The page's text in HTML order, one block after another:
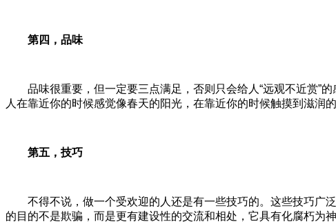
第四，品味
品味很重要，但一定要三点满足，否则只会给人“远观不近赏”的
人在靠近你的时候感觉像春天的阳光，在靠近你的时候触摸到滋润
第五，技巧
不得不说，做一个受欢迎的人还是有一些技巧的。这些技巧广泛
的目的不是欺骗，而是更有建设性的交流和相处，它具有化腐朽为神